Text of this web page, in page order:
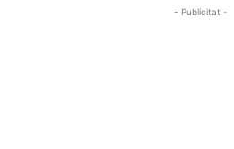
- Publicitat -